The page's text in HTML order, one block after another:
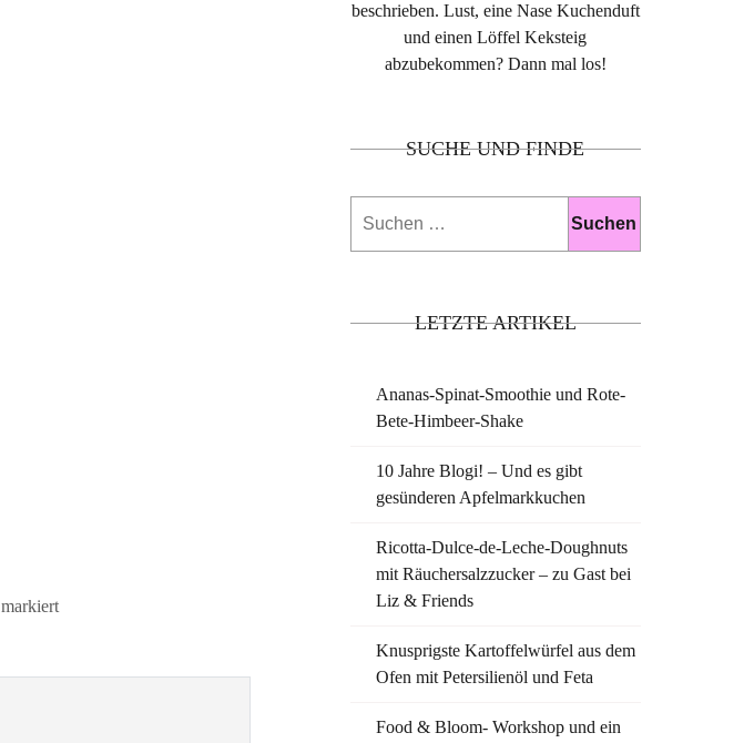
markiert
beschrieben. Lust, eine Nase Kuchenduft
und einen Löffel Keksteig
abzubekommen? Dann mal los!
SUCHE UND FINDE
nach:
LETZTE ARTIKEL
Ananas-Spinat-Smoothie und Rote-
Bete-Himbeer-Shake
10 Jahre Blogi! – Und es gibt
gesünderen Apfelmarkkuchen
Ricotta-Dulce-de-Leche-Doughnuts
mit Räuchersalzzucker – zu Gast bei
Liz & Friends
Knusprigste Kartoffelwürfel aus dem
Ofen mit Petersilienöl und Feta
Food & Bloom- Workshop und ein